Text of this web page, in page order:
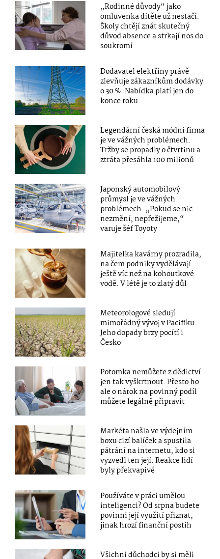
„Rodinné důvody“ jako
omluvenka dítěte už nestačí.
Školy chtějí znát skutečný
důvod absence a strkají nos do
soukromí
Dodavatel elektřiny právě
zlevňuje zákazníkům dodávky
o 30 %. Nabídka platí jen do
konce roku
Legendární česká módní firma
je ve vážných problémech.
Tržby se propadly o čtvrtinu a
ztráta přesáhla 100 milionů
Japonský automobilový
průmysl je ve vážných
problémech. „Pokud se nic
nezmění, nepřežijeme,“
varuje šéf Toyoty
Majitelka kavárny prozradila,
na čem podniky vydělávají
ještě víc než na kohoutkové
vodě. V létě je to zlatý důl
Meteorologové sledují
mimořádný vývoj v Pacifiku.
Jeho dopady brzy pocítí i
Česko
Potomka nemůžete z dědictví
jen tak vyškrtnout. Přesto ho
ale o nárok na povinný podíl
můžete legálně připravit
Markéta našla ve výdejním
boxu cizí balíček a spustila
pátrání na internetu, kdo si
vyzvedl ten její. Reakce lidí
byly překvapivé
Používáte v práci umělou
inteligenci? Od srpna budete
povinni její využití přiznat,
jinak hrozí finanční postih
Všichni důchodci by si měli